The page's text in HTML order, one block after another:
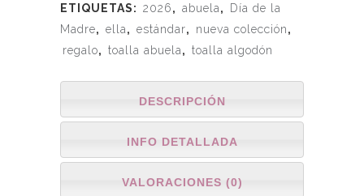
ETIQUETAS: 2026, abuela,
Día de la
Madre, ella, estándar, nueva colección,
regalo, toalla abuela, toalla algodón
DESCRIPCIÓN
INFO DETALLADA
VALORACIONES (0)